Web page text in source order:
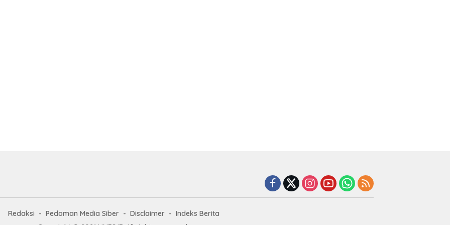
Redaksi Pedoman Media Siber Disclaimer
Indeks Berita